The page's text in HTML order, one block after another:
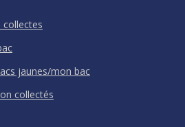
collectes
jaunes/mon bac
collectés